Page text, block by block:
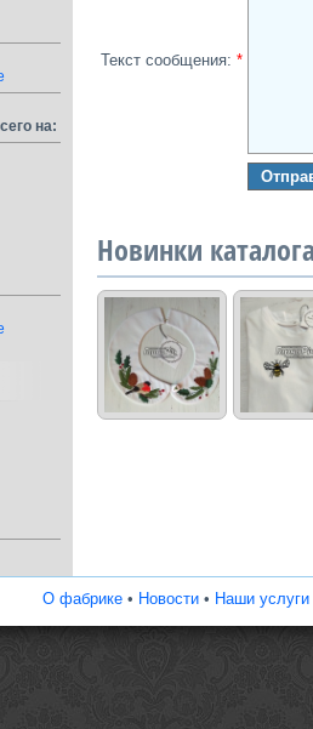
на:
Текст сообщения: *
Новинки
О фабрике• Новости• Наши услуги